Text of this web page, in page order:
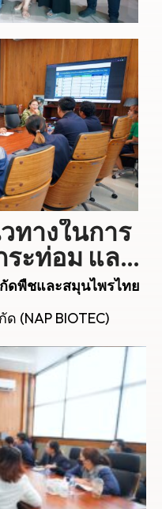
ทางในการ
ะท่อม และ
ท่อม
ดพืชและสมุนไพรไทย
(NAP BIOTEC)